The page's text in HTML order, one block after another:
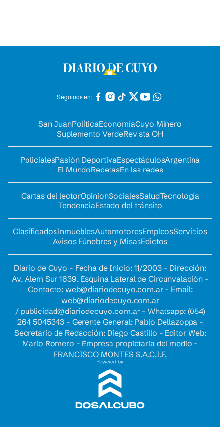
Seguinos en:
San JuanPolíticaEconomíaCuyo Minero
Suplemento VerdeRevista OH
PolicialesPasión DeportivaEspectáculosArgentina
El MundoRecetasEn las redes
Cartas del lectorOpinionSocialesSaludTecnología
TendenciaEstado del tránsito
ClasificadosInmueblesAutomotoresEmpleosServicios
Avisos Fúnebres y MisasEdictos
Diario de Cuyo - Fecha de Inicio: 11/2003 - Dirección:
Av. Alem Sur 1639. Esquina Lateral de Circunvalación -
Contacto: web@diariodecuyo.com.ar- Email:
web@diariodecuyo.com.ar
/ publicidad@diariodecuyo.com.ar- Whatsapp: (054)
264 5045343 - Gerente General: Pablo Dellazoppa -
Secretario de Redacción: Diego Castillo - Editor Web:
Mario Romero - Empresa propietaria del medio -
FRANCISCO MONTES S.A.C.I.F.